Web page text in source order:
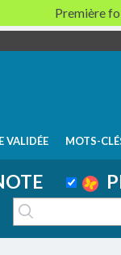
VALIDÉE MOTS-
Première